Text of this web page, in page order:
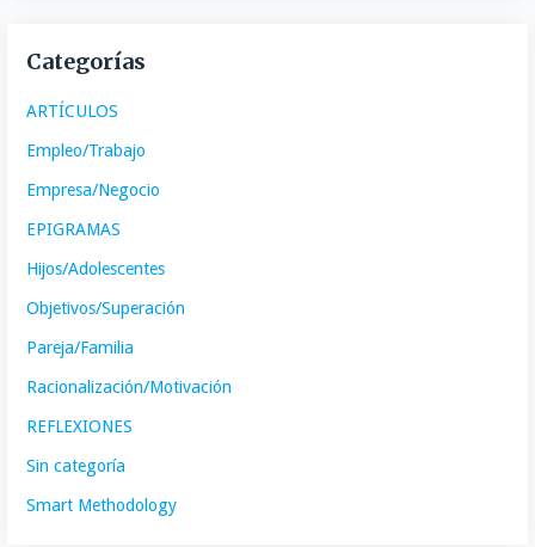
Categorías
ARTÍCULOS
Empleo/Trabajo
Empresa/Negocio
EPIGRAMAS
Hijos/Adolescentes
Objetivos/Superación
Pareja/Familia
Racionalización/Motivación
REFLEXIONES
Sin categoría
Smart Methodology